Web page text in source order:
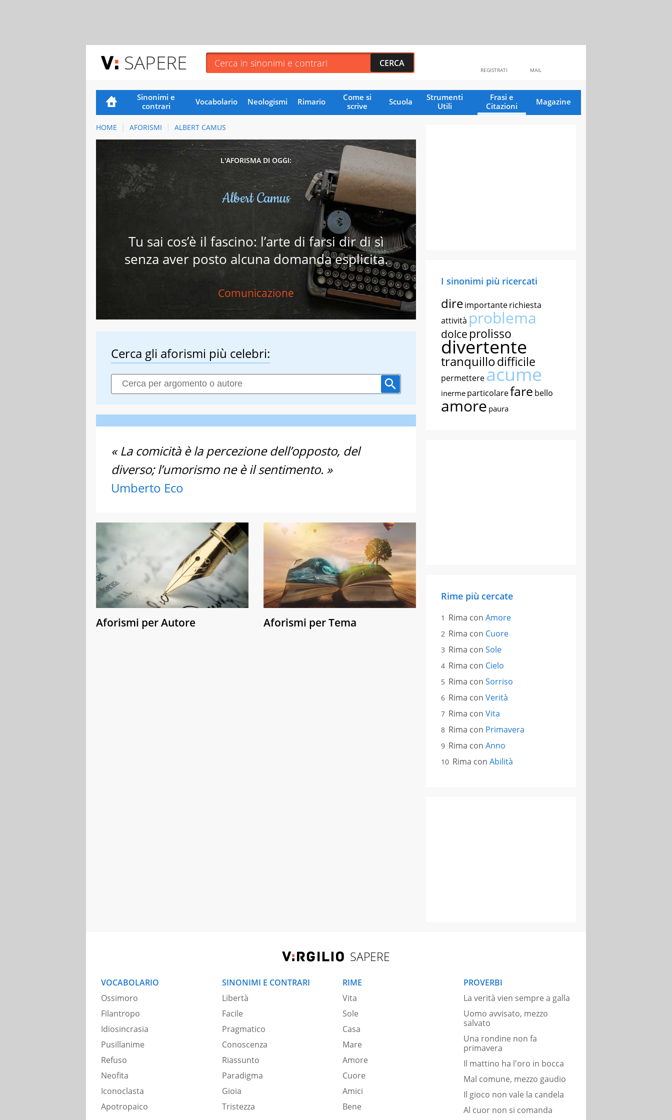
SAPERE MAIL
REGISTRATI
Sinonimi e
contrari
Vocabolario Neologismi Rimario
Come si
scrive
Scuola
Strumenti
Utili
Frasi e
Citazioni
Magazine
HOME AFORISMI ALBERT CAMUS
L'AFORISMA DI OGGI:
Albert Camus
Tu sai cos’è il fascino: l’arte di farsi dir di sì
senza aver posto alcuna domanda esplicita.
Comunicazione
Cerca gli aforismi più celebri:
« La comicità è la percezione dell’opposto, del
diverso; l’umorismo ne è il sentimento. »
Umberto Eco
Aforismi per Autore Aforismi per Tema
I sinonimi più ricercati
direimportanterichiesta
attività problema
dolce prolisso
divertente
tranquillodifficile
permettereacume
inerme particolarefare bello
amore paura
Rime più cercate
Rima con Amore
Rima con Cuore
Rima con Sole
Rima con Cielo
Rima con Sorriso
Rima con Verità
Rima con Vita
Rima con Primavera
Rima con Anno
Rima con Abilità
SAPERE
VOCABOLARIO
Ossimoro
Filantropo
Idiosincrasia
Pusillanime
Refuso
Neofita
Iconoclasta
Apotropaico
SINONIMI E CONTRARI
Libertà
Facile
Pragmatico
Conoscenza
Riassunto
Paradigma
Gioia
Tristezza
RIME
Vita
Sole
Casa
Mare
Amore
Cuore
Amici
Bene
PROVERBI
La verità vien sempre a galla
Uomo avvisato, mezzo
salvato
Una rondine non fa
primavera
Il mattino ha l'oro in bocca
Mal comune, mezzo gaudio
Il gioco non vale la candela
Al cuor non si comanda